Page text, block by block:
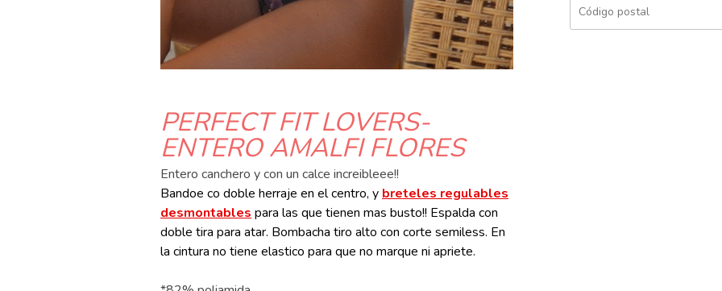
PERFECT FIT LOVERS-
ENTERO AMALFI FLORES
Entero canchero y con un calce increibleee!!
Bandoe co doble herraje en el centro, y breteles regulables
desmontables para las que tienen mas busto!! Espalda con
doble tira para atar. Bombacha tiro alto con corte semiless. En
la cintura no tiene elastico para que no marque ni apriete.